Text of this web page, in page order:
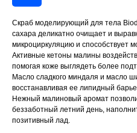
Скраб моделирующий для тела
сахара деликатно очищает и
микроциркуляцию и способствует
Активные кетоны малины
помогая коже выглядеть более
Масло сладкого миндаля и масло
восстанавливая ее липидный
Нежный малиновый аромат
беззаботный летний день,
позитивный лад.